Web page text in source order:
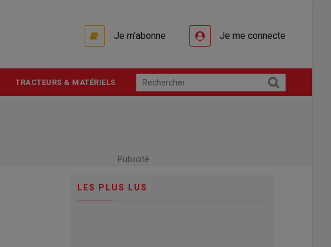
Je m'abonne Je me connecte
TRACTEURS & MATÉRIELS
Publicité
LES PLUS LUS